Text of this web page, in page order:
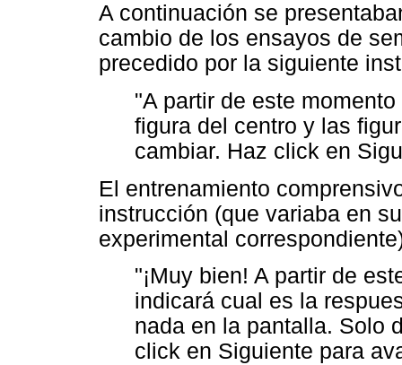
A continuación se
cambio de los ensayos de
precedido por la siguiente
"A partir de este
figura del centro y las
cambiar. Haz click en
El entrenamiento
instrucción (que variaba en
experimental
"¡Muy bien! A partir de
indicará cual es la
nada en la pantalla. Solo
click en Siguiente para